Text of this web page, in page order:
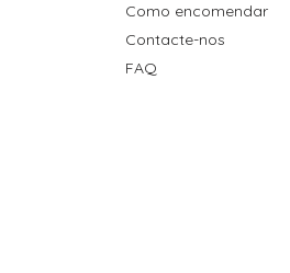
Como encomendar
Contacte-nos
FAQ